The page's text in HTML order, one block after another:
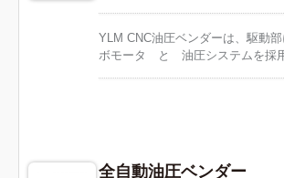
YLM CNC油圧ベンダーは、駆動
ボモータ と 油圧システムを採
全自動油圧ベンダー